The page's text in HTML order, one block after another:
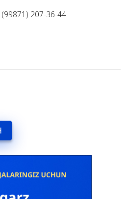
207-36-44